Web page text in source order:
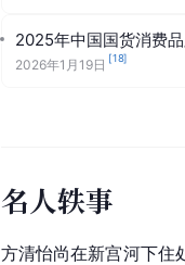
2025年中国国货消费
2026年1月19日 [18]
名人轶事
方清怡尚在新宫河下住